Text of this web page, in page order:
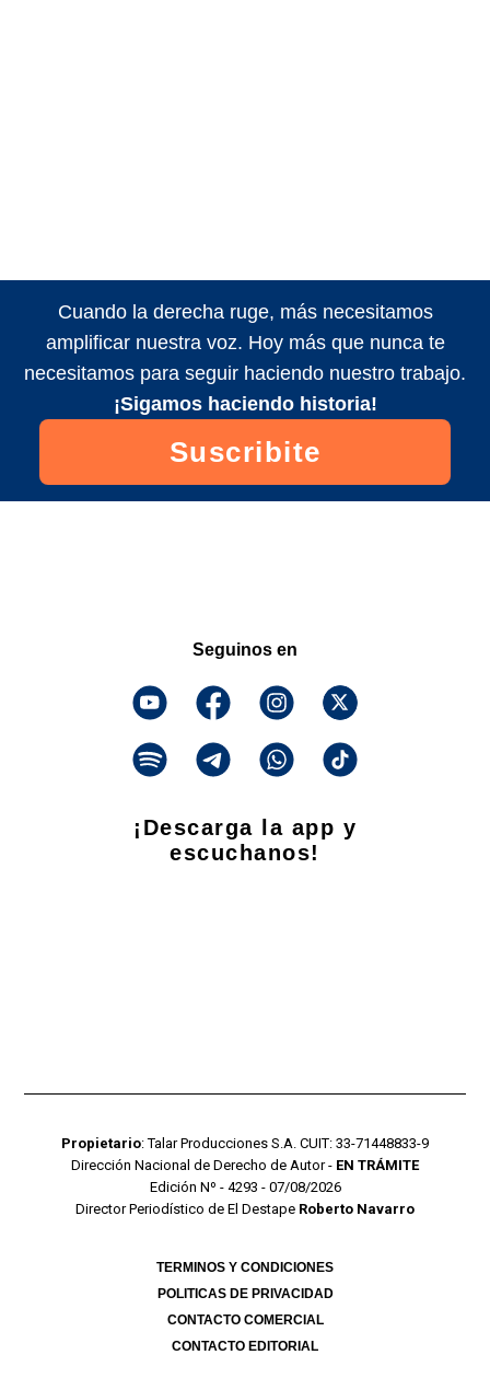
Cuando la derecha ruge, más necesitamos
amplificar nuestra voz. Hoy más que nunca te
necesitamos para seguir haciendo nuestro trabajo.
¡Sigamos haciendo historia!
Suscribite
Seguinos en
¡Descarga la app y
escuchanos!
Propietario: Talar Producciones S.A. CUIT: 33-71448833-9
Dirección Nacional de Derecho de Autor - EN TRÁMITE
Edición Nº - 4293 - 07/08/2026
Director Periodístico de El Destape Roberto Navarro
TERMINOS Y CONDICIONES
POLITICAS DE PRIVACIDAD
CONTACTO COMERCIAL
CONTACTO EDITORIAL